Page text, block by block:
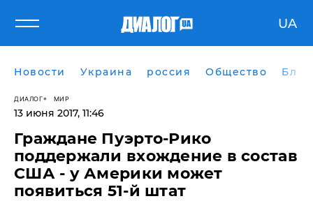
UA
Новости Украина россия Общество
ДИАЛОГ МИР
13 июня 2017, 11:46
Граждане Пуэрто-Рико
поддержали вхождение в состав
США - у Америки может
появиться 51-й штат